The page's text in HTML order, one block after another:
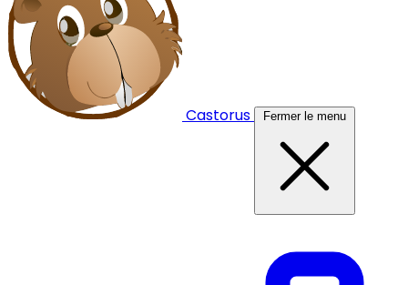
Castorus Fermer le menu